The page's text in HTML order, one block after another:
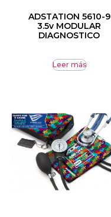
ADSTATION 5610-9
3.5v MODULAR
DIAGNOSTICO
Leer más